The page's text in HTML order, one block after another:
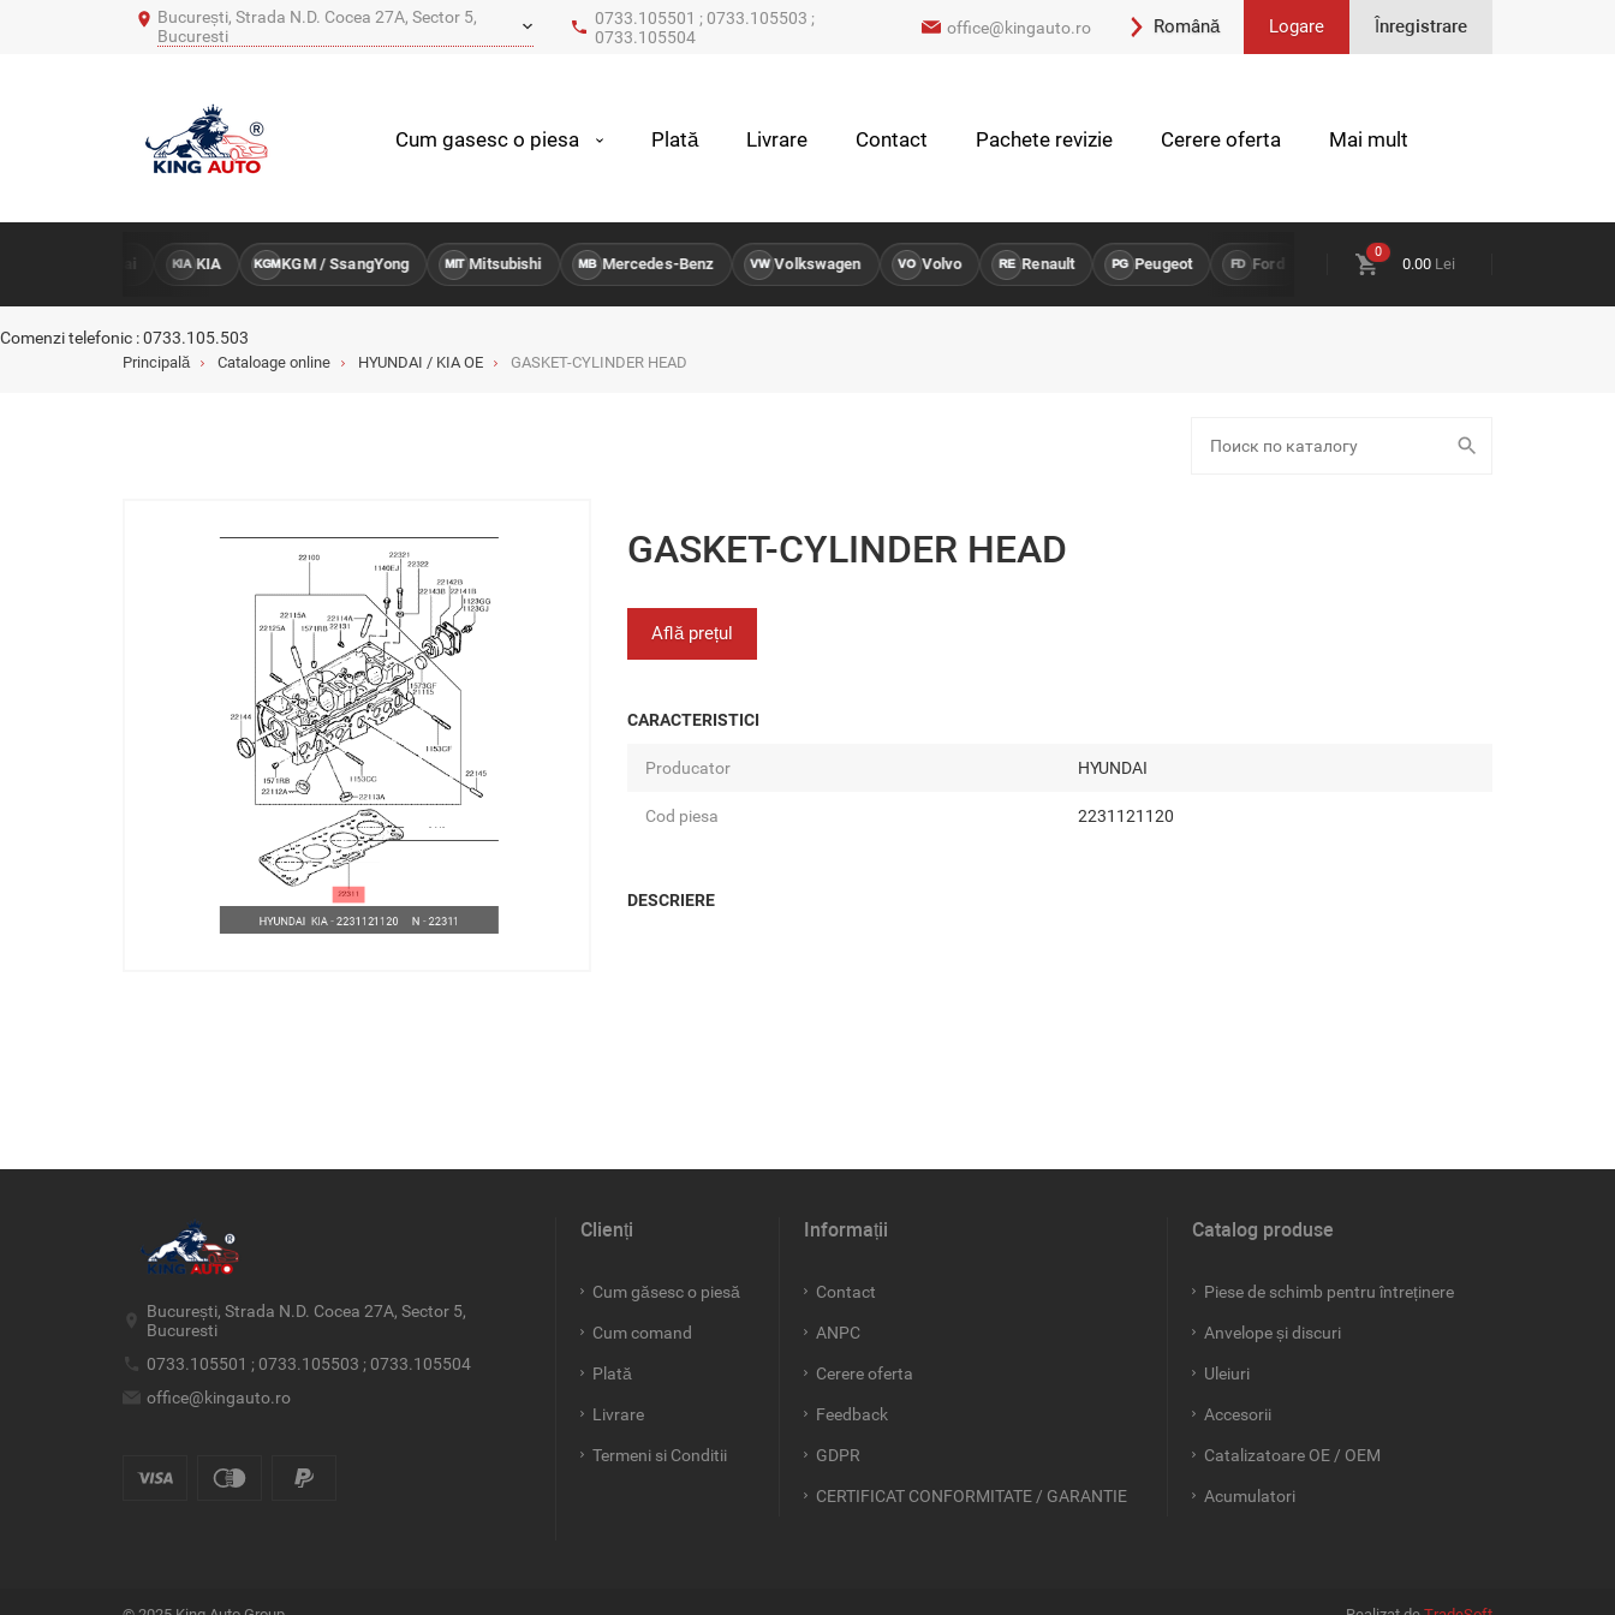
București, Strada N.D. Cocea 27A, Sector 5,
Bucuresti
0733.105501 ; 0733.105503 ;
0733.105504
office@kingauto.ro Română Logare Înregistrare
Cum gasesc o piesa Plată Livrare Contact Pachete revizie Cerere oferta Mai mult
KIA KIA KGMKGM / SsangYong MIT Mitsubishi MB Mercedes-Benz VW Volkswagen VO Volvo RE Renault PG Peugeot FD Ford Opel LR Land Rover
0
0.00 Lei
Comenzi telefonic : 0733.105.503
Principală Cataloage online HYUNDAI / KIA OE GASKET-CYLINDER HEAD
GASKET-CYLINDER HEAD
Află prețul
CARACTERISTICI
Producator HYUNDAI
Cod piesa 2231121120
DESCRIERE
București, Strada N.D. Cocea 27A, Sector 5,
Bucuresti
0733.105501 ; 0733.105503 ; 0733.105504
office@kingauto.ro
Clienți
Cum găsesc o piesă
Cum comand
Plată
Livrare
Termeni si Conditii
Informații
Contact
ANPC
Cerere oferta
Feedback
GDPR
CERTIFICAT CONFORMITATE / GARANTIE
Catalog produse
Piese de schimb pentru întreținere
Anvelope și discuri
Uleiuri
Accesorii
Catalizatoare OE / OEM
Acumulatori